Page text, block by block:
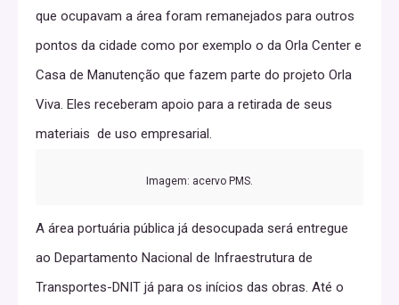
que ocupavam a área foram remanejados para outros
pontos da cidade como por exemplo o da Orla Center e
Casa de Manutenção que fazem parte do projeto Orla
Viva. Eles receberam apoio para a retirada de seus
materiais de uso empresarial.
Imagem: acervo PMS.
A área portuária pública já desocupada será entregue
ao Departamento Nacional de Infraestrutura de
Transportes-DNIT já para os inícios das obras. Até o